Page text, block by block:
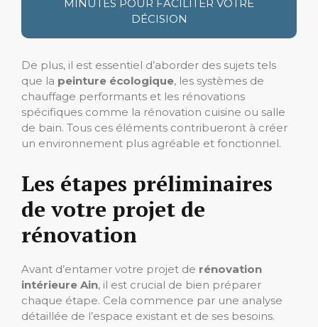
MINUTES POUR FACILITER VOTRE
DÉCISION
De plus, il est essentiel d’aborder des sujets tels
que la peinture écologique, les systèmes de
chauffage performants et les rénovations
spécifiques comme la rénovation cuisine ou salle
de bain. Tous ces éléments contribueront à créer
un environnement plus agréable et fonctionnel.
Les étapes préliminaires
de votre projet de
rénovation
Avant d’entamer votre projet de rénovation
intérieure Ain, il est crucial de bien préparer
chaque étape. Cela commence par une analyse
détaillée de l’espace existant et de ses besoins.